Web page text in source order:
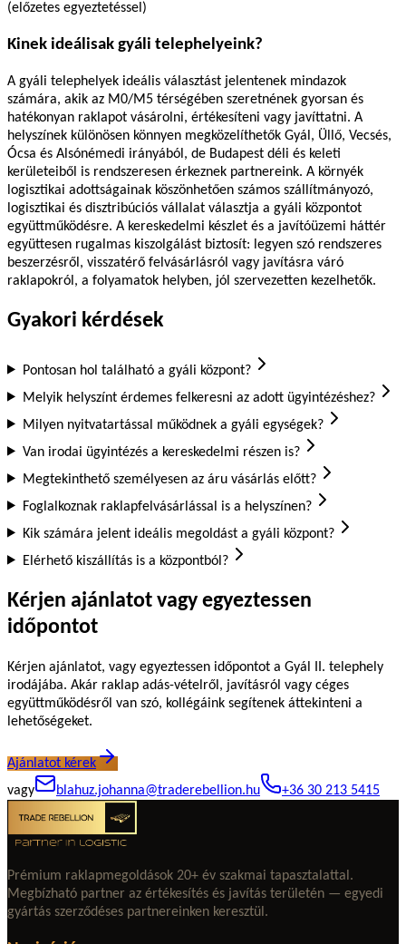
(előzetes egyeztetéssel)
Kinek ideálisak gyáli telephelyeink?
A gyáli telephelyek ideális választást jelentenek mindazok
számára, akik az M0/M5 térségében szeretnének gyorsan és
hatékonyan raklapot vásárolni, értékesíteni vagy javíttatni. A
helyszínek különösen könnyen megközelíthetők Gyál, Üllő, Vecsés,
Ócsa és Alsónémedi irányából, de Budapest déli és keleti
kerületeiből is rendszeresen érkeznek partnereink. A környék
logisztikai adottságainak köszönhetően számos szállítmányozó,
logisztikai és disztribúciós vállalat választja a gyáli központot
együttműködésre. A kereskedelmi készlet és a javítóüzemi háttér
együttesen rugalmas kiszolgálást biztosít: legyen szó rendszeres
beszerzésről, visszatérő felvásárlásról vagy javításra váró
raklapokról, a folyamatok helyben, jól szervezetten kezelhetők.
Gyakori kérdések
Pontosan hol található a gyáli központ?
Melyik helyszínt érdemes felkeresni az adott ügyintézéshez?
Milyen nyitvatartással működnek a gyáli egységek?
Van irodai ügyintézés a kereskedelmi részen is?
Megtekinthető személyesen az áru vásárlás előtt?
Foglalkoznak raklapfelvásárlással is a helyszínen?
Kik számára jelent ideális megoldást a gyáli központ?
Elérhető kiszállítás is a központból?
Kérjen ajánlatot vagy egyeztessen
időpontot
Kérjen ajánlatot, vagy egyeztessen időpontot a Gyál II. telephely
irodájába. Akár raklap adás-vételről, javításról vagy céges
együttműködésről van szó, kollégáink segítenek áttekinteni a
lehetőségeket.
Ajánlatot kérek
vagy
blahuz.johanna@traderebellion.hu +36 30 213 5415
Prémium raklapmegoldások 20+ év szakmai tapasztalattal.
Megbízható partner az értékesítés és javítás területén — egyedi
gyártás szerződéses partnereinken keresztül.